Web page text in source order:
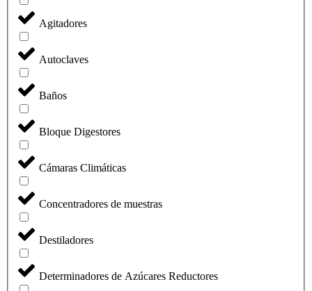
Agitadores
Autoclaves
Baños
Bloque Digestores
Cámaras Climáticas
Concentradores de muestras
Destiladores
Determinadores de Azúcares Reductores